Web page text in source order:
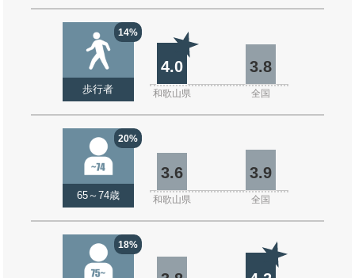
14%
歩行者
4.0 3.8
和歌山県 全国
20%
65～74歳
3.6 3.9
和歌山県 全国
18%